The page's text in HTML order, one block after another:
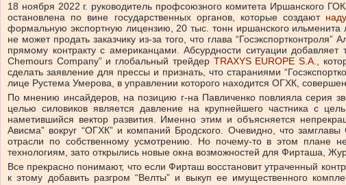
18 ноября 2022 г. руководитель профсоюзного комитета Иршанского
остановлена по вине государственных органов, которые создают
формальную экспортную лицензию, 20 тыс. тонн иршанского
не может продать заказчику из-за того, что глава
прямому контракту с американцами. Абсурдности ситуации добавляет
Chemours Company” и глобальный трейдер TRAXYS EUROPE S.A.
,
сделать заявление для прессы и признать, что стараниями
лице Рустема Умерова, в управлении которого находится ОГХК,
По мнению инсайдеров, на позицию г-на Павличенко повлияла серия
целью силовиков является давление на крупнейшего частника с
наметившийся вектор развития. Именно этим и объясняется
Ависма” вокруг “ОГХК” и компаний Бродского. Очевидно, что
отрасли по собственному усмотрению. Но почему-то в этом плане
технологиям, зато открылись новые окна возможностей для Фирташа,
Все прекрасно понимают, что если Фирташ восстановит утраченный
к этому добавить разгром “Велты” и выкуп ее имущественного